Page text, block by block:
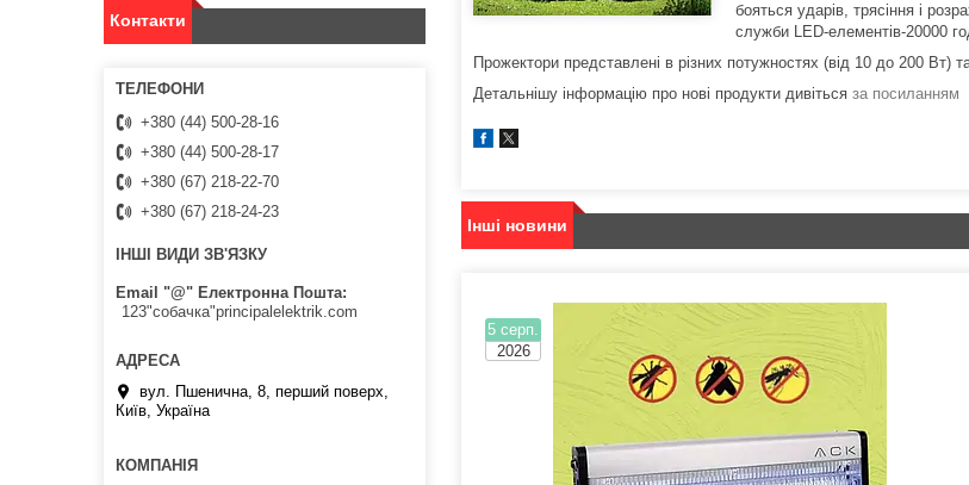
бояться ударів, трясіння і
служби LED-елементів-20000
Прожектори представлені в різних потужностях (від 10 до 200 Вт)
Детальнішу інформацію про нові продукти дивіться за посиланням
Інші новини
5 серп.
2026
Контакти
+380 (44) 500-28-16
+380 (44) 500-28-17
+380 (67) 218-22-70
+380 (67) 218-24-23
ІНШІ ВИДИ ЗВ'ЯЗКУ
Email "@" Електронна Пошта
123"собачка"principalelektrik.com
вул. Пшенична, 8, перший поверх,
Київ, Україна